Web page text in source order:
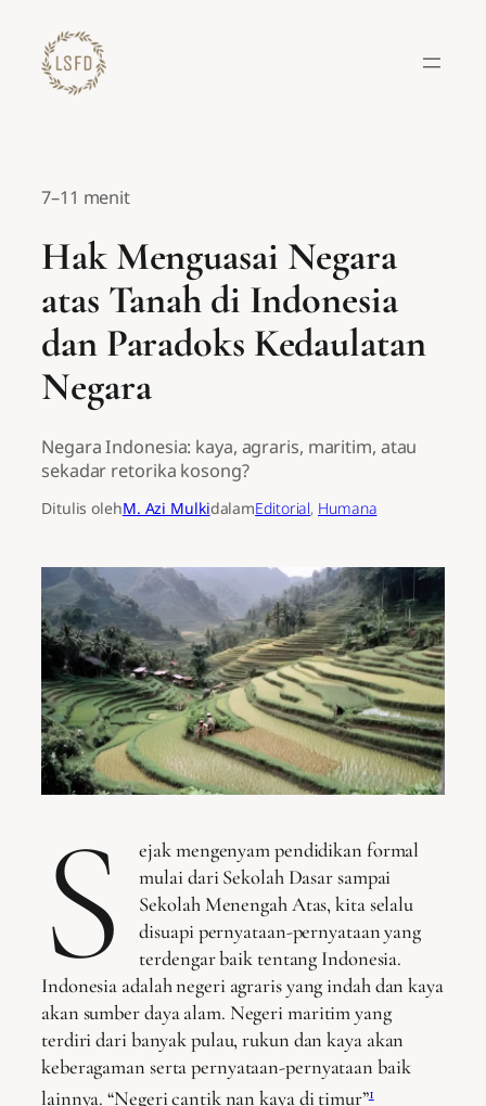
konten
7–11 menit
Hak Menguasai Negara
atas Tanah di Indonesia
dan Paradoks Kedaulatan
Negara
Negara Indonesia: kaya, agraris, maritim, atau
sekadar retorika kosong?
Ditulis olehM. Azi MulkidalamEditorial, Humana
S
ejak mengenyam pendidikan formal
mulai dari Sekolah Dasar sampai
Sekolah Menengah Atas, kita selalu
disuapi pernyataan-pernyataan yang
terdengar baik tentang Indonesia.
Indonesia adalah negeri agraris yang indah dan kaya
akan sumber daya alam. Negeri maritim yang
terdiri dari banyak pulau, rukun dan kaya akan
keberagaman serta pernyataan-pernyataan baik
lainnya. “Negeri cantik nan kaya di timur”1